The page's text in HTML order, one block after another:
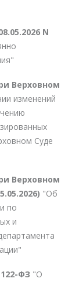
N
Верховном
изменений
Суде
Верховном
"Об
по
и
ФЗ "О